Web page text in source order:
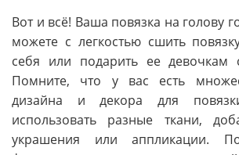
Вот и всё! Ваша повязка на голову
можете с легкостью сшить
себя или подарить ее девочкам
Помните, что у вас есть
дизайна и декора для
использовать разные ткани,
украшения или аппликации.